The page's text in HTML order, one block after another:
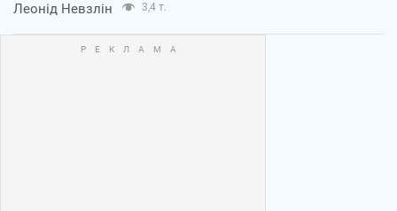
Леонід Невзлін 3,4 т.